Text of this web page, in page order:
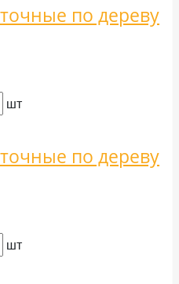
по дереву
шт
по дереву
шт